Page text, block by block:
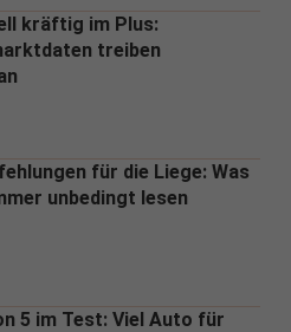
kräftig im Plus:
treiben
für die Liege: Was
unbedingt lesen
5 im Test: Viel Auto für